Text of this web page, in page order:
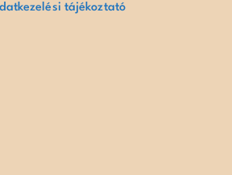
tájékoztató